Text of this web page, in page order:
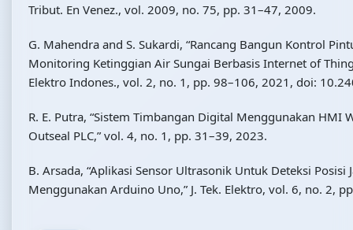
Tribut. En Venez., vol. 2009, no. 75, pp. 31–47, 2009.
G. Mahendra and S. Sukardi, “Rancang Bangun Kontrol
Monitoring Ketinggian Air Sungai Berbasis Internet of Things
Elektro Indones., vol. 2, no. 1, pp. 98–106, 2021, doi:
R. E. Putra, “Sistem Timbangan Digital Menggunakan HMI
Outseal PLC,” vol. 4, no. 1, pp. 31–39, 2023.
B. Arsada, “Aplikasi Sensor Ultrasonik Untuk Deteksi Posisi
Menggunakan Arduino Uno,” J. Tek. Elektro, vol. 6, no. 2,